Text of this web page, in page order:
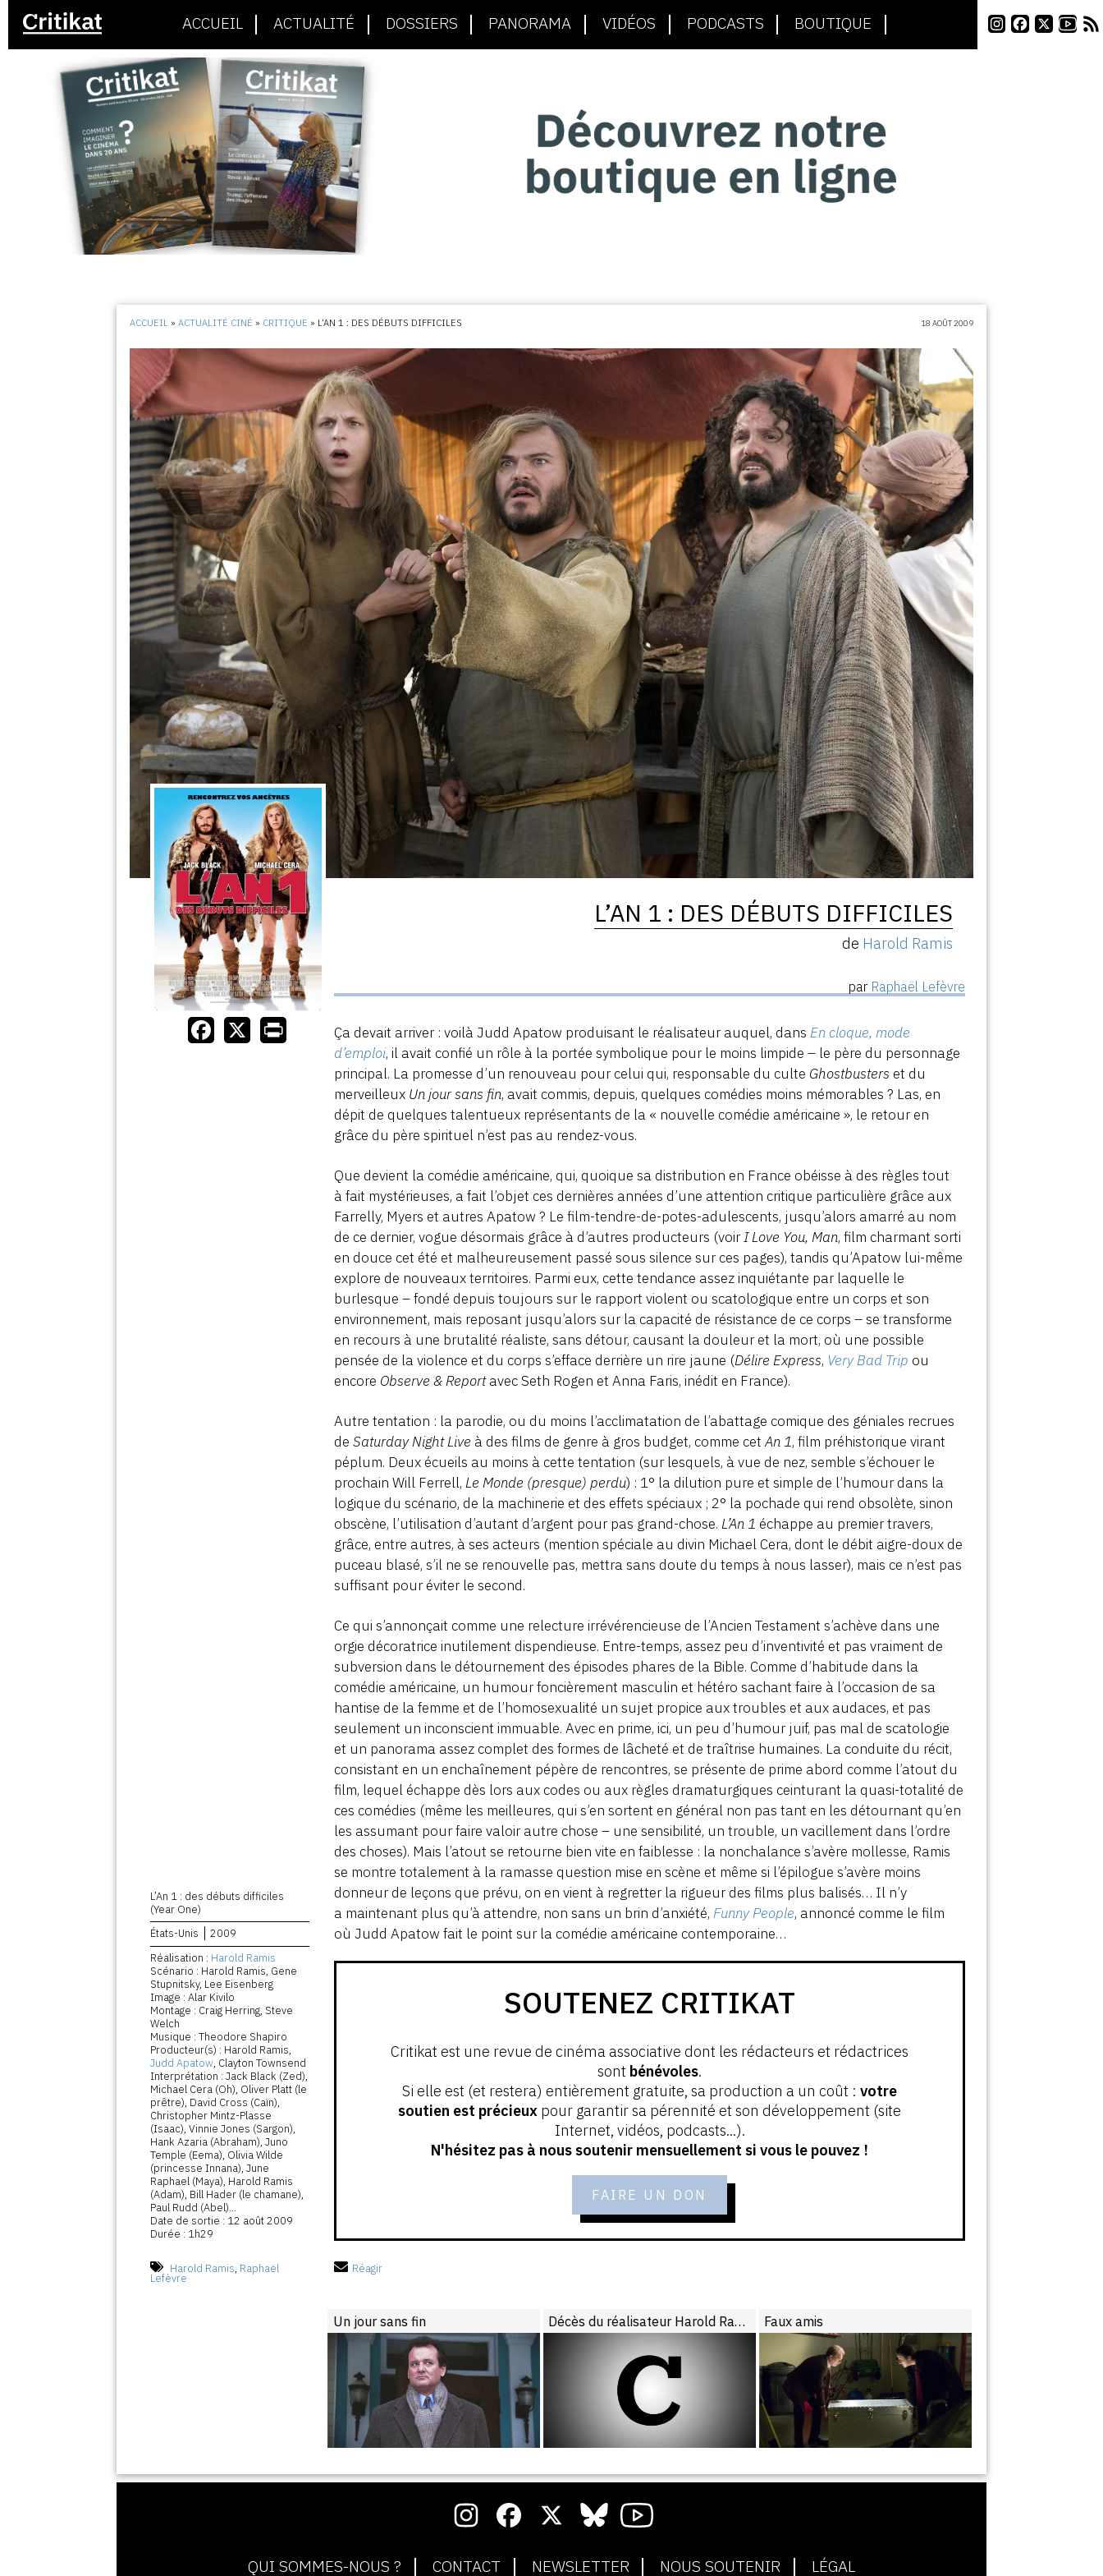
ACCUEIL ACTUALITÉ DOSSIERS PANORAMA VIDÉOS PODCASTS BOUTIQUE
ACCUEIL »ACTUALITÉ CINÉ » CRITIQUE » L’AN 1 : DES DÉBUTS DIFFICILES 18 AOÛT 2009
L’An 1 : des débuts difficiles
(Year One)
États-Unis
2009
Réalisation : Harold Ramis
Scénario : Harold Ramis, Gene
Stupnitsky, Lee Eisenberg
Image : Alar Kivilo
Montage : Craig Herring, Steve
Welch
Musique : Theodore Shapiro
Producteur(s) : Harold Ramis,
Judd Apatow, Clayton Townsend
Interprétation : Jack Black (Zed),
Michael Cera (Oh), Oliver Platt (le
prêtre), David Cross (Caïn),
Christopher Mintz-Plasse
(Isaac), Vinnie Jones (Sargon),
Hank Azaria (Abraham), Juno
Temple (Eema), Olivia Wilde
(princesse Innana), June
Raphael (Maya), Harold Ramis
(Adam), Bill Hader (le chamane),
Paul Rudd (Abel)...
Date de sortie : 12 août 2009
Durée : 1h29
Harold Ramis, Raphaël
Lefèvre
L’AN 1 : DES DÉBUTS DIFFICILES
de Harold Ramis
par Raphaël Lefèvre
Ça devait arriver : voilà Judd Apatow produisant le réalisateur auquel, dansEn cloque, mode
d’emploi, il avait confié un rôle à la portée symbolique pour le moins limpide – le père du personnage
principal. La promesse d’un renouveau pour celui qui, responsable du culte Ghostbusters et du
merveilleux Un jour sans fin, avait commis, depuis, quelques comédies moins mémorables ? Las, en
dépit de quelques talentueux représentants de la « nouvelle comédie américaine », le retour en
grâce du père spirituel n’est pas au rendez-vous.
Que devient la comédie américaine, qui, quoique sa distribution en France obéisse à des règles tout
à fait mystérieuses, a fait l’objet ces dernières années d’une attention critique particulière grâce aux
Farrelly, Myers et autres Apatow ? Le film-tendre-de-potes-adulescents, jusqu’alors amarré au nom
de ce dernier, vogue désormais grâce à d’autres producteurs (voirI Love You, Man, film charmant sorti
en douce cet été et malheureusement passé sous silence sur ces pages), tandis qu’Apatow lui-même
explore de nouveaux territoires. Parmi eux, cette tendance assez inquiétante par laquelle le
burlesque – fondé depuis toujours sur le rapport violent ou scatologique entre un corps et son
environnement, mais reposant jusqu’alors sur la capacité de résistance de ce corps – se transforme
en recours à une brutalité réaliste, sans détour, causant la douleur et la mort, où une possible
pensée de la violence et du corps s’efface derrière un rire jaune (Délire Express, Very Bad Trip ou
encore Observe & Reportavec Seth Rogen et Anna Faris, inédit en France).
Autre tentation : la parodie, ou du moins l’acclimatation de l’abattage comique des géniales recrues
deSaturday Night Live à des films de genre à gros budget, comme cetAn 1, film préhistorique virant
péplum. Deux écueils au moins à cette tentation (sur lesquels, à vue de nez, semble s’échouer le
prochain Will Ferrell,Le Monde (presque) perdu) : 1° la dilution pure et simple de l’humour dans la
logique du scénario, de la machinerie et des effets spéciaux ; 2° la pochade qui rend obsolète, sinon
obscène, l’utilisation d’autant d’argent pour pas grand-chose.L’An 1 échappe au premier travers,
grâce, entre autres, à ses acteurs (mention spéciale au divin Michael Cera, dont le débit aigre-doux de
puceau blasé, s’il ne se renouvelle pas, mettra sans doute du temps à nous lasser), mais ce n’est pas
suffisant pour éviter le second.
Ce qui s’annonçait comme une relecture irrévérencieuse de l’Ancien Testament s’achève dans une
orgie décoratrice inutilement dispendieuse. Entre-temps, assez peu d’inventivité et pas vraiment de
subversion dans le détournement des épisodes phares de la Bible. Comme d’habitude dans la
comédie américaine, un humour foncièrement masculin et hétéro sachant faire à l’occasion de sa
hantise de la femme et de l’homosexualité un sujet propice aux troubles et aux audaces, et pas
seulement un inconscient immuable. Avec en prime, ici, un peu d’humour juif, pas mal de scatologie
et un panorama assez complet des formes de lâcheté et de traîtrise humaines. La conduite du récit,
consistant en un enchaînement pépère de rencontres, se présente de prime abord comme l’atout du
film, lequel échappe dès lors aux codes ou aux règles dramaturgiques ceinturant la quasi-totalité de
ces comédies (même les meilleures, qui s’en sortent en général non pas tant en les détournant qu’en
les assumant pour faire valoir autre chose – une sensibilité, un trouble, un vacillement dans l’ordre
des choses). Mais l’atout se retourne bien vite en faiblesse : la nonchalance s’avère mollesse, Ramis
se montre totalement à la ramasse question mise en scène et même si l’épilogue s’avère moins
donneur de leçons que prévu, on en vient à regretter la rigueur des films plus balisés… Il n’y
a maintenant plus qu’à attendre, non sans un brin d’anxiété,Funny People, annoncé comme le film
où Judd Apatow fait le point sur la comédie américaine contemporaine…
SOUTENEZ CRITIKAT
Critikat est une revue de cinéma associative dont les rédacteurs et rédactrices
sont bénévoles.
Si elle est (et restera) entièrement gratuite, sa production a un coût : votre
soutien est précieux pour garantir sa pérennité et son développement (site
Internet, vidéos, podcasts...).
N'hésitez pas à nous soutenir mensuellement si vous le pouvez !
FAIRE UN DON
Réagir
Un jour sans fin Décès du réalisateur Harold Ramis Faux amis
QUI SOMMES-NOUS ? CONTACT NEWSLETTER NOUS SOUTENIR LÉGAL